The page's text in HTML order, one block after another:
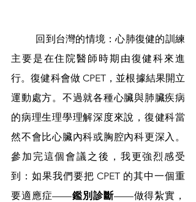
主要是在住院醫師時期由復健科來進
行。復健科會做 CPET，並根據結果開立
運動處方。不過就各種心臟與肺臟疾病
的病理生理學理解深度來說，復健科當
然不會比心臟內科或胸腔內科更深入。
參加完這個會議之後，我更強烈感受
到：如果我們要把 CPET 的其中一個重
要適應症——鑑別診斷——做得紮實，